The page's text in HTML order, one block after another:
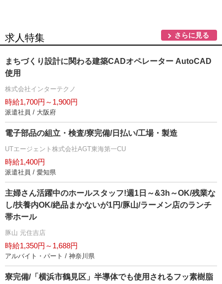
求人特集 さらに見る
まちづくり設計に関わる建築CADオペレーター AutoCAD
使用
株式会社インターテクノ
時給1,700円～1,900円
派遣社員 / 大阪府
電子部品の組立・検査/寮完備/日払い/工場・製造
UTエージェント株式会社AGT東海第一CU
時給1,400円
派遣社員 / 愛知県
主婦さん活躍中のホールスタッフ!週1日～&3h～OK/残業な
し/扶養内OK/絶品まかないが1円/豚山/ラーメン店のランチ
帯ホール
豚山 元住吉店
時給1,350円～1,688円
アルバイト・パート / 神奈川県
寮完備/「横浜市鶴見区」半導体でも使用されるフッ素樹脂